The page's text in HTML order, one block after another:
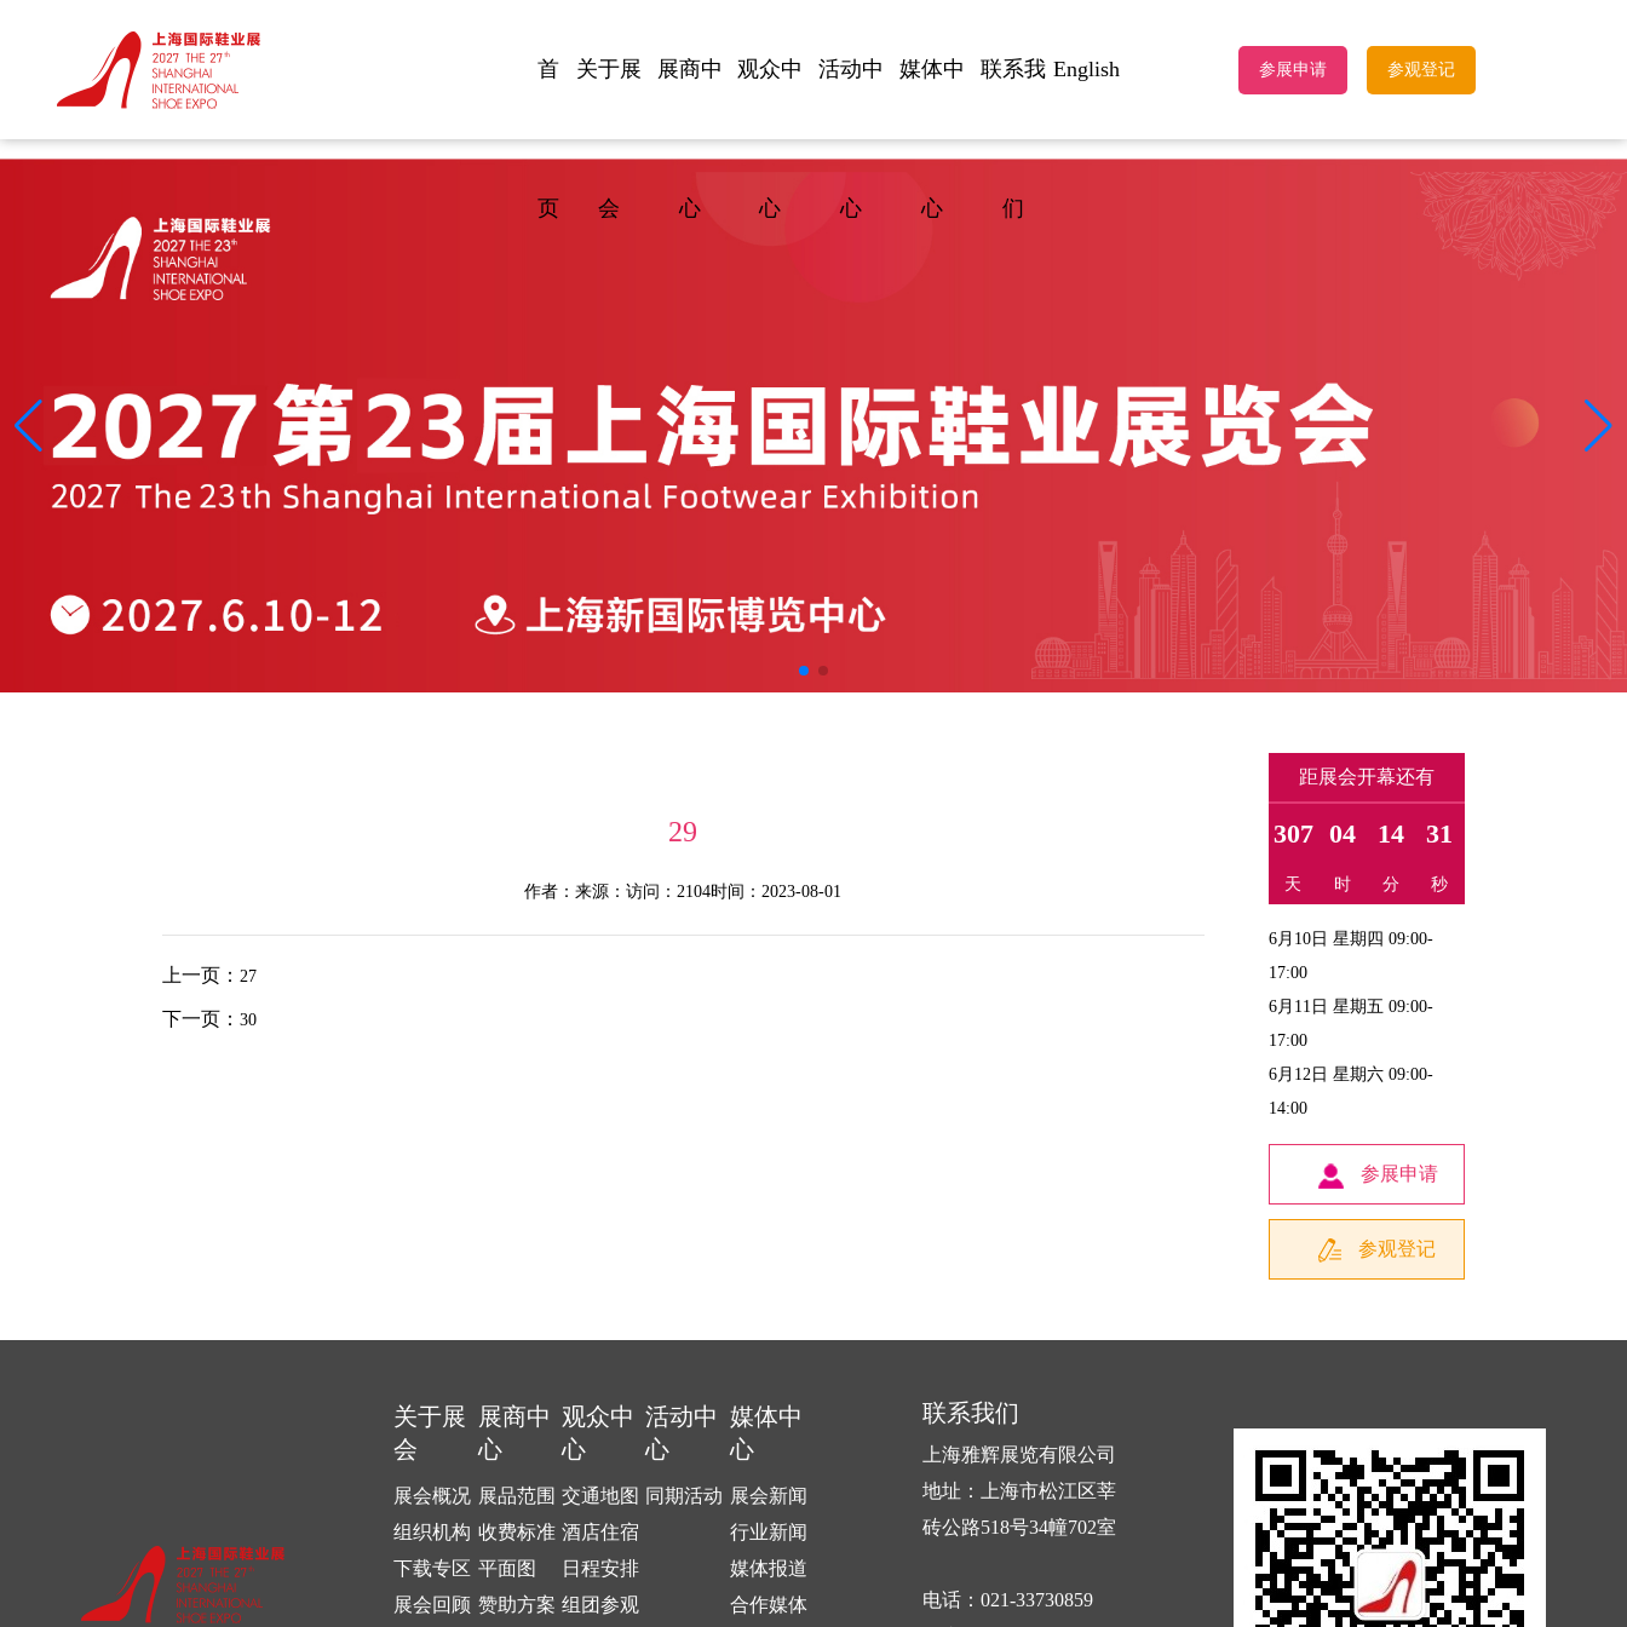
首
页
关于展
会
展商中
心
观众中
心
活动中
心
媒体中
心
联系我
们
English 参展申请 参观登记
29
作者：来源：访问：2104时间：2023-08-01
上一页： 27
下一页：30
距展会开幕还有
307 04 14 31
天 时 分 秒
6月10日 星期四 09:00-
17:00
6月11日 星期五 09:00-
17:00
6月12日 星期六 09:00-
14:00
参展申请
参观登记
关于展
会
展会概况
组织机构
下载专区
展会回顾
展商中
心
展品范围
收费标准
平面图
赞助方案
观众中
心
交通地图
酒店住宿
日程安排
组团参观
活动中
心
同期活动
媒体中
心
展会新闻
行业新闻
媒体报道
合作媒体
联系我们
上海雅辉展览有限公司
地址：上海市松江区莘
砖公路518号34幢702室
电话：021-33730859